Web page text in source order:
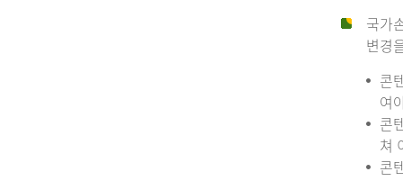
국가
변경
콘
여
콘
쳐
콘